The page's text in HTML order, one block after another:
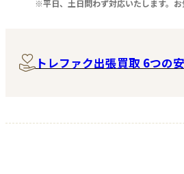
※平日、土日問わず対応いたします。お
トレファク出張買取 6つの